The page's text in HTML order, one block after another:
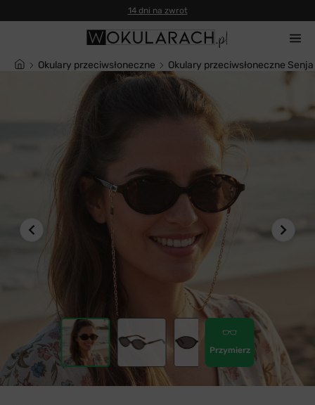
14 dni na zwrot
Okulary przeciwsłoneczne Okulary przeciwsłoneczne
Przymierz